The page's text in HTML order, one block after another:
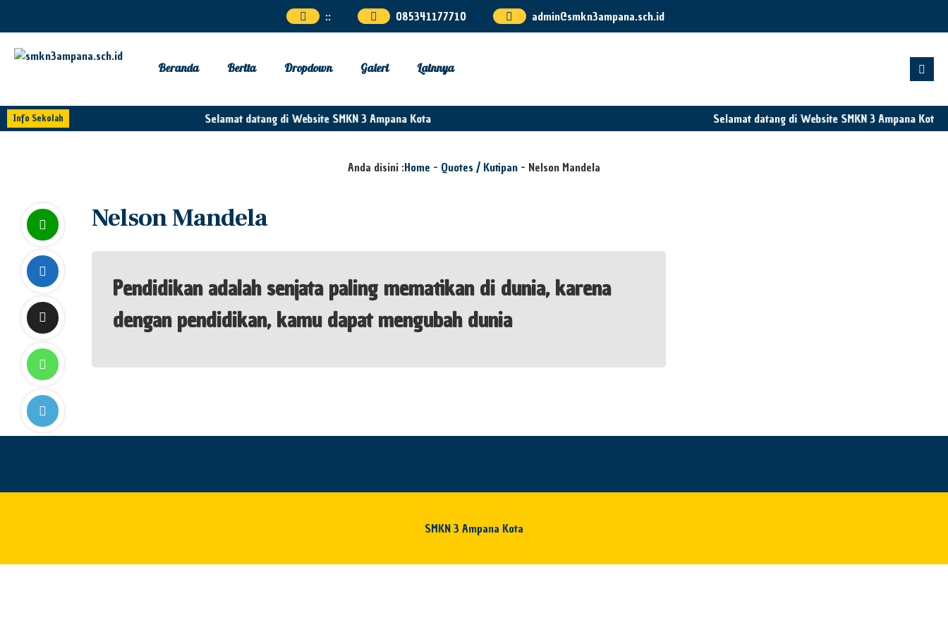
:: 085341177710 admin@smkn3ampana.sch.id
Beranda Berita Dropdown Galeri Lainnya
Info Sekolah Selamat datang di Website SMKN 3 Ampana Kota
Selamat datang di Website SMKN 3 Ampana Kota
Anda disini :Home - Quotes / Kutipan - Nelson Mandela
Nelson Mandela
Pendidikan adalah senjata paling mematikan di dunia, karena
dengan pendidikan, kamu dapat mengubah dunia
SMKN 3 Ampana Kota